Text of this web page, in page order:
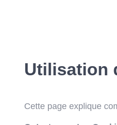
Utilisation
Cette page explique